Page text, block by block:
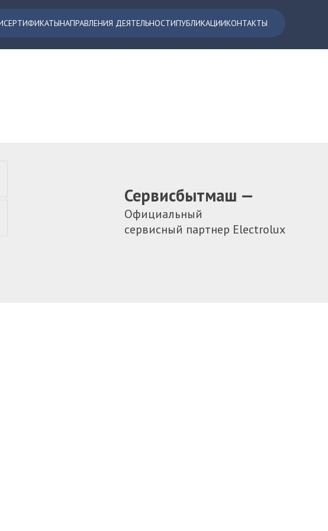
СЕРТИФИКАТЫНАПРАВЛЕНИЯ ДЕЯТЕЛЬНОСТИПУБЛИКАЦИИКОНТАКТЫ
Сервисбытмаш —
Официальный
сервисный партнер Electrolux